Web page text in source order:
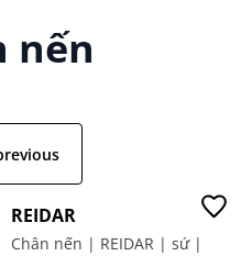
nến
REIDAR
Chân nến | REIDAR | sứ |